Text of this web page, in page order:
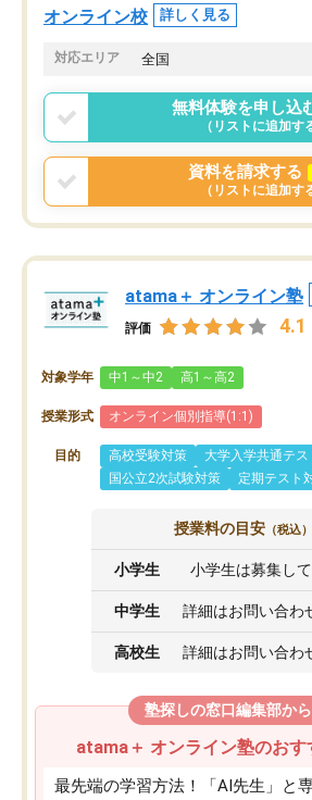
オンライン校 詳しく見る
対応エリア 全国
無料体験を申し込
（リストに追加す
資料を請求する
（リストに追加す
atama＋ オンライン塾
評価 4.1
対象学年 中1～中2 高1～高2
授業形式 オンライン個別指導(1:1)
目的 高校受験対策
大学入学共通テス
国公立2次試験対策
定期テスト
授業料の目安 （税込）
小学生 小学生は募集し
中学生 詳細はお問い合わ
高校生 詳細はお問い合わ
塾探しの窓口編集部か
atama＋ オンライン塾のおす
最先端の学習方法！「AI先生」と